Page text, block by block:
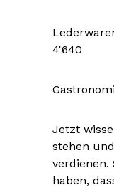
4'640
Jetzt
stehen
verdienen.
haben,